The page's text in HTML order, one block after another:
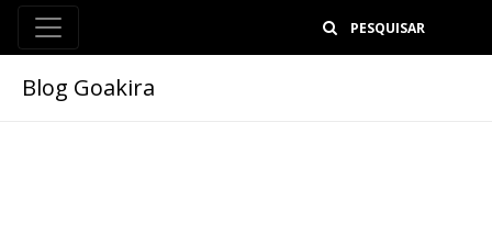
Blog Goakira